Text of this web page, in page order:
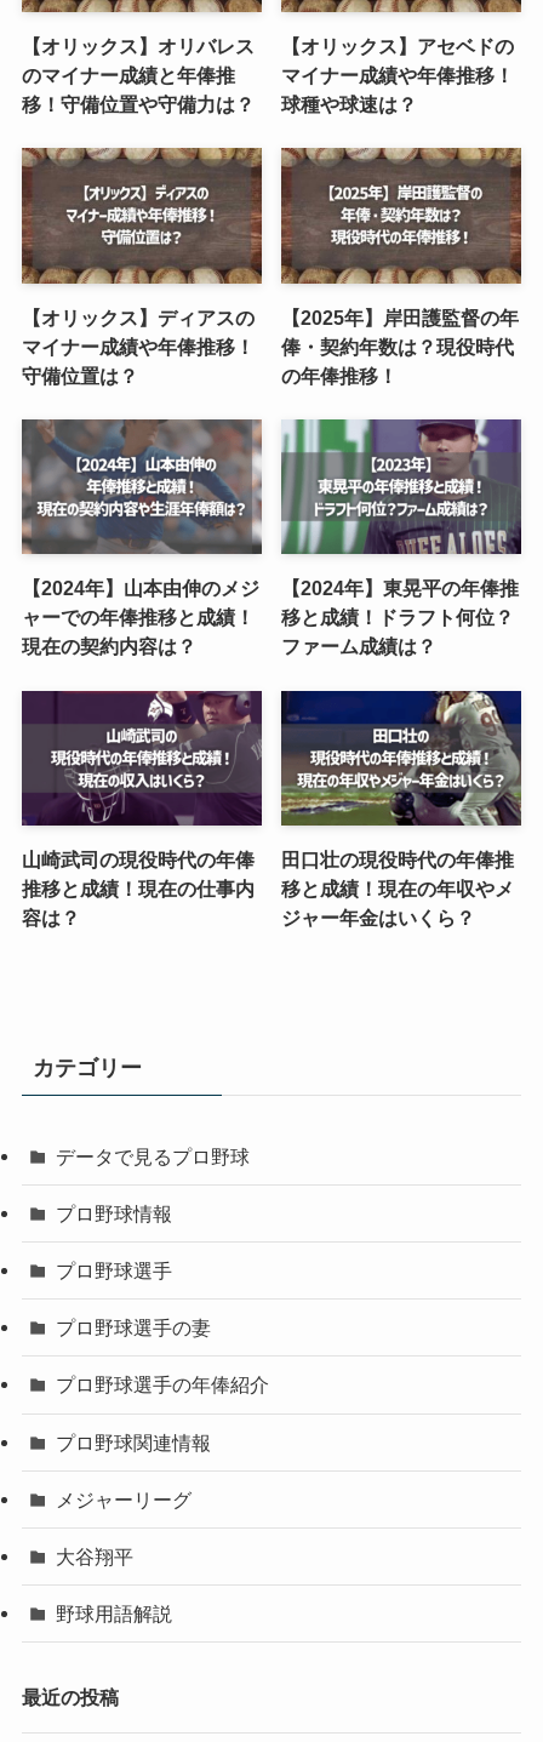
【オリックス】オリバレス
のマイナー成績と年俸推
移！守備位置や守備力は？
【オリックス】アセベドの
マイナー成績や年俸推移！
球種や球速は？
【オリックス】ディアスの
マイナー成績や年俸推移！
守備位置は？
【2025年】岸田護監督の年
俸・契約年数は？現役時代
の年俸推移！
【2024年】山本由伸のメジ
ャーでの年俸推移と成績！
現在の契約内容は？
【2024年】東晃平の年俸推
移と成績！ドラフト何位？
ファーム成績は？
山崎武司の現役時代の年俸
推移と成績！現在の仕事内
容は？
田口壮の現役時代の年俸推
移と成績！現在の年収やメ
ジャー年金はいくら？
カテゴリー
データで見るプロ野球
プロ野球情報
プロ野球選手
プロ野球選手の妻
プロ野球選手の年俸紹介
プロ野球関連情報
メジャーリーグ
大谷翔平
野球用語解説
最近の投稿